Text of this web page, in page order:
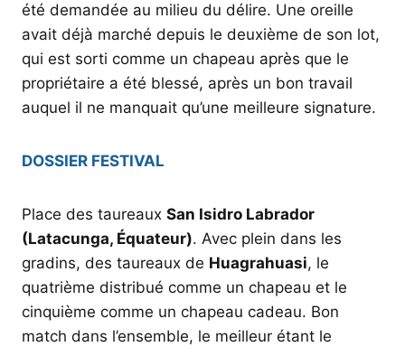
été demandée au milieu du délire. Une oreille
avait déjà marché depuis le deuxième de son lot,
qui est sorti comme un chapeau après que le
propriétaire a été blessé, après un bon travail
auquel il ne manquait qu’une meilleure signature.
DOSSIER FESTIVAL
Place des taureaux San Isidro Labrador
(Latacunga, Équateur). Avec plein dans les
gradins, des taureaux de Huagrahuasi, le
quatrième distribué comme un chapeau et le
cinquième comme un chapeau cadeau. Bon
match dans l’ensemble, le meilleur étant le